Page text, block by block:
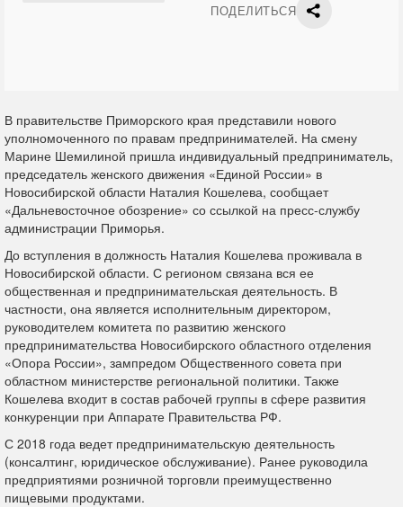
ПОДЕЛИТЬСЯ
В правительстве Приморского края представили нового
уполномоченного по правам предпринимателей. На смену
Марине Шемилиной пришла индивидуальный предприниматель,
председатель женского движения «Единой России» в
Новосибирской области Наталия Кошелева, сообщает
«Дальневосточное обозрение» со ссылкой на пресс-службу
администрации Приморья.
До вступления в должность Наталия Кошелева проживала в
Новосибирской области. С регионом связана вся ее
общественная и предпринимательская деятельность. В
частности, она является исполнительным директором,
руководителем комитета по развитию женского
предпринимательства Новосибирского областного отделения
«Опора России», зампредом Общественного совета при
областном министерстве региональной политики. Также
Кошелева входит в состав рабочей группы в сфере развития
конкуренции при Аппарате Правительства РФ.
С 2018 года ведет предпринимательскую деятельность
(консалтинг, юридическое обслуживание). Ранее руководила
предприятиями розничной торговли преимущественно
пищевыми продуктами.